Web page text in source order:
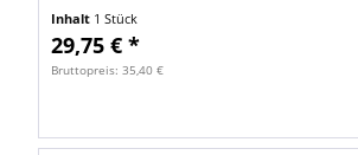
Inhalt 1 Stück
29,75 € *
Bruttopreis: 35,40 €